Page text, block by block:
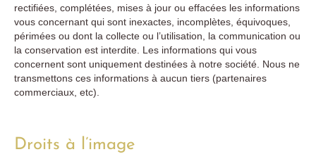
rectifiées, complétées, mises à jour ou effacées les informations
vous concernant qui sont inexactes, incomplètes, équivoques,
périmées ou dont la collecte ou l’utilisation, la communication ou
la conservation est interdite. Les informations qui vous
concernent sont uniquement destinées à notre société. Nous ne
transmettons ces informations à aucun tiers (partenaires
commerciaux, etc).
Droits à l’image